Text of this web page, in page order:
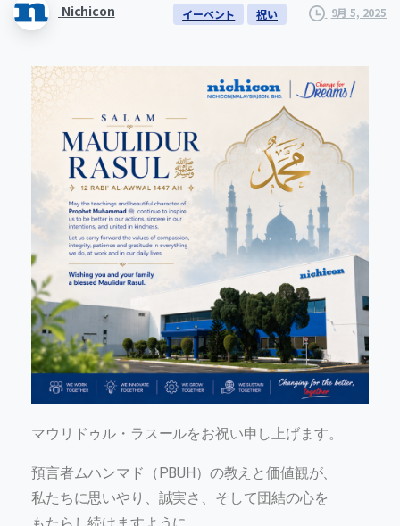
Nichicon イーベント 祝い 9月 5, 2025
マウリドゥル・ラスールをお祝い申し上げます。
預言者ムハンマド（PBUH）の教えと価値観が、
私たちに思いやり、誠実さ、そして団結の心を
もたらし続けますように。